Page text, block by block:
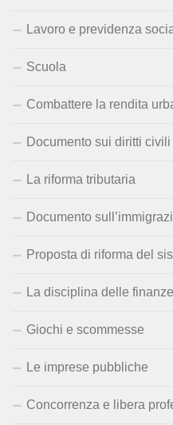
Lavoro e previdenza
Scuola
Combattere la rendita
Documento sui diritti
La riforma tributaria
Documento
Proposta di riforma del
La disciplina delle
Giochi e scommesse
Le imprese pubbliche
Concorrenza e libera